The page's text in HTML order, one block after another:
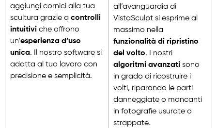
aggiungi cornici alla tua
scultura grazie a controlli
intuitivi che offrono
un’esperienza d’uso
unica. Il nostro software si
adatta al tuo lavoro con
precisione e semplicità.
all’avanguardia di
VistaSculpt si esprime al
massimo nella
funzionalità di ripristino
del volto. I nostri
algoritmi avanzati sono
in grado di ricostruire i
volti, riparando le parti
danneggiate o mancanti
in fotografie usurate o
strappate.